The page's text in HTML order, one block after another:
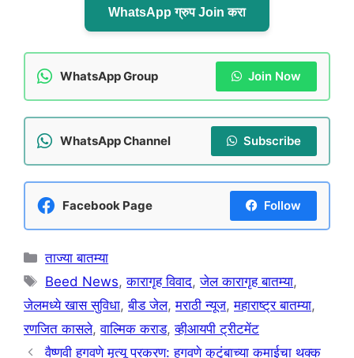
WhatsApp ग्रुप Join करा
WhatsApp Group Join Now
WhatsApp Channel Subscribe
Facebook Page Follow
Categories
ताज्या बातम्या
Tags
Beed News,कारागृह विवाद,जेल कारागृह बातम्या,
जेलमध्ये खास सुविधा,बीड जेल,मराठी न्यूज,महाराष्ट्र बातम्या,
रणजित कासले,वाल्मिक कराड,व्हीआयपी ट्रीटमेंट
वैष्णवी हगवणे मृत्यू प्रकरण: हगवणे कुटुंबाच्या कमाईचा थक्क